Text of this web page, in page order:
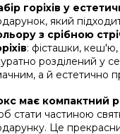
горіхів у
який
з срібною
: фісташки, кеш'ю,
розділений у
а й естетично
має компактний
стати частиною
Це